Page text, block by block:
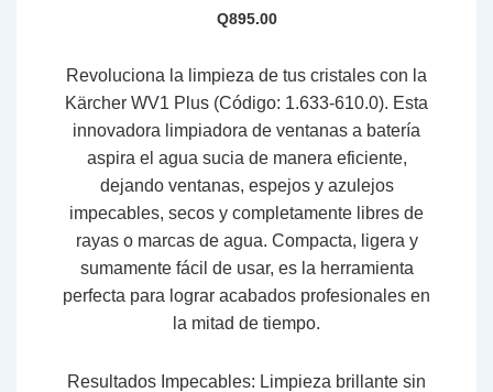
Q895.00
Revoluciona la limpieza de tus cristales con la
Kärcher WV1 Plus (Código: 1.633-610.0). Esta
innovadora limpiadora de ventanas a batería
aspira el agua sucia de manera eficiente,
dejando ventanas, espejos y azulejos
impecables, secos y completamente libres de
rayas o marcas de agua. Compacta, ligera y
sumamente fácil de usar, es la herramienta
perfecta para lograr acabados profesionales en
la mitad de tiempo.
Resultados Impecables: Limpieza brillante sin